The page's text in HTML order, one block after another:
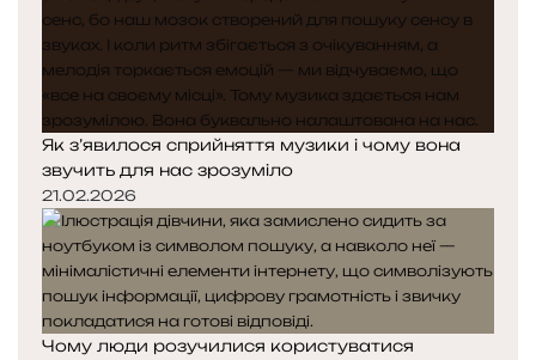
Як з’явилося сприйняття музики і чому вона
звучить для нас зрозуміло
21.02.2026
Чому люди розучилися користуватися